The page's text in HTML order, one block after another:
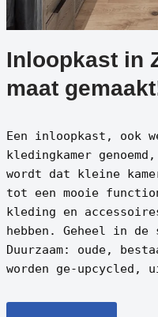
Inloopkast in
maat
Een inloopkast, ook
kledingkamer
wordt dat kleine
tot een mooie
kleding en
hebben. Geheel in
Duurzaam: oude,
worden ge-upcycled,